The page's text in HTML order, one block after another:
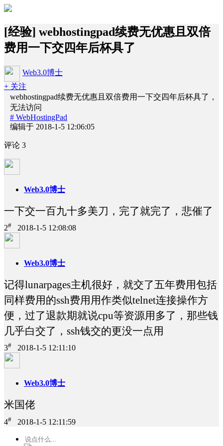
[经验] webhostingpad续费无优惠且双倍
费用一下交四年后杯具了
Web3.0博士
+ 关注
webhostingpad续费无优惠且双倍费用一下交四年后杯具了，
无法访问
# WebHostingPad
编辑于 2018-1-5 12:06:05
评论 3
Web3.0博士
一下交一百九十多美刀，完了就完了，悲催了
2# 2018-1-5 12:08:08
Web3.0博士
记得lunarpages主机很好，就交了五年费用包括
同样费用的ssh费用用作类似telnet连接操作方
便，过了退款期就说cpu等资源用多了，那些钱
几乎白交了，ssh钱交的更没一点用
3# 2018-1-5 12:11:10
Web3.0博士
米国佬
4# 2018-1-5 12:11:59